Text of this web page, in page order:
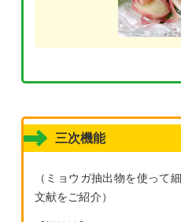
三次機能
（ミョウガ抽出物を使って
文献をご紹介）